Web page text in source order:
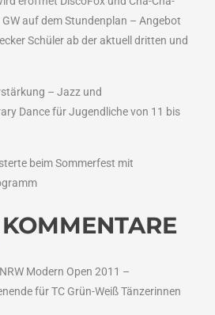
GW auf dem Stundenplan – Angebot
Schüler ab der aktuell dritten und
– Jazz und
Dance für Jugendliche von 11 bis
beim Sommerfest mit
NRW Modern Open 2011 –
für TC Grün-Weiß Tänzerinnen